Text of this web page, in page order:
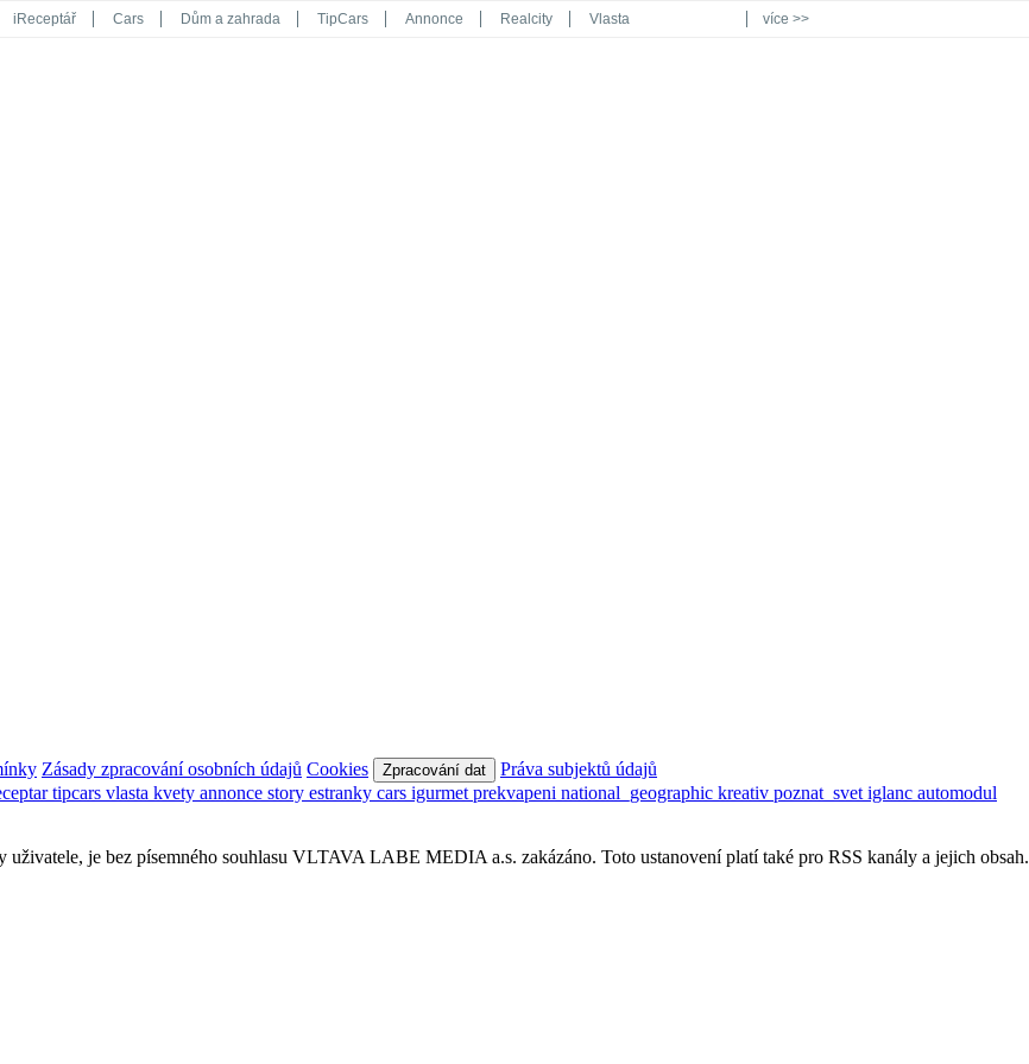
iReceptář Cars Dům a zahrada TipCars Annonce Realcity Vlasta více >>
Zásady zpracování osobních údajů Cookies Zpracování dat
Práva subjektů údajů
tipcars vlasta kvety annonce story estranky cars igurmet prekvapeni national_geographic kreativ poznat_svet iglanc automodul
je bez písemného souhlasu VLTAVA LABE MEDIA a.s. zakázáno. Toto ustanovení platí také pro RSS kanály a jejich obsah.